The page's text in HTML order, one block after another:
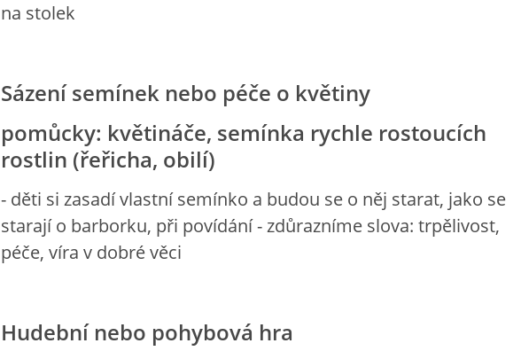
na stolek
Sázení semínek nebo péče o květiny
pomůcky: květináče, semínka rychle rostoucích
rostlin (řeřicha, obilí)
- děti si zasadí vlastní semínko a budou se o něj starat, jako se
starají o barborku, při povídání - zdůrazníme slova: trpělivost,
péče, víra v dobré věci
Hudební nebo pohybová hra